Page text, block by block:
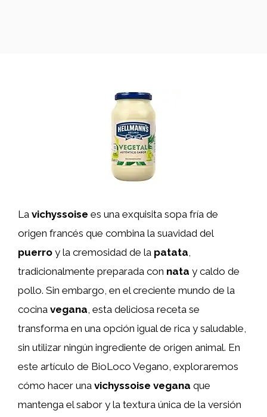
La vichyssoise es una exquisita sopa fría de
origen francés que combina la suavidad del
puerro y la cremosidad de la patata,
tradicionalmente preparada con nata y caldo de
pollo. Sin embargo, en el creciente mundo de la
cocina vegana, esta deliciosa receta se
transforma en una opción igual de rica y saludable,
sin utilizar ningún ingrediente de origen animal. En
este artículo de BioLoco Vegano, exploraremos
cómo hacer una vichyssoise vegana que
mantenga el sabor y la textura única de la versión